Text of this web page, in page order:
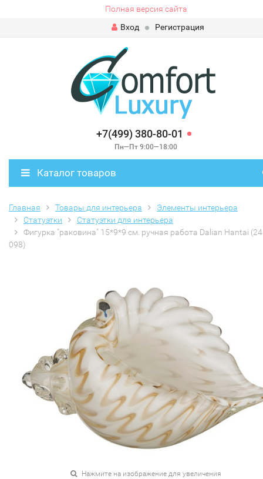
Полная версия сайта
Вход
Регистрация
+7(499) 380-80-01
Пн—Пт 9:00—18:00
Каталог товаров
Главная Товары для интерьера
Элементы интерьера
Статуэтки
Статуэтки для интерьера
Фигурка "раковина" 15*9*9 см. ручная работа Dalian Hantai
098)
Нажмите на изображение для увеличения